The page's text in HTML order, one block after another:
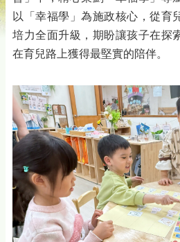
以「幸福學」為施政核心，從育
培力全面升級，期盼讓孩子在探
在育兒路上獲得最堅實的陪伴。